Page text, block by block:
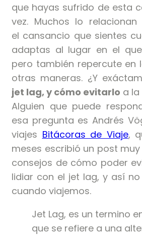
que hayas sufrido de esta
vez. Muchos lo
el cansancio que sientes
adaptas al lugar en el
pero también repercute en
otras maneras. ¿Y
jet lag, y cómo evitarlo a
Alguien que puede
esa pregunta es Andrés
viajes Bitácoras de Viaje,
meses escribió un post
consejos de cómo poder
lidiar con el jet lag, y así
cuando viajemos.
Jet Lag, es un termino
que se refiere a una